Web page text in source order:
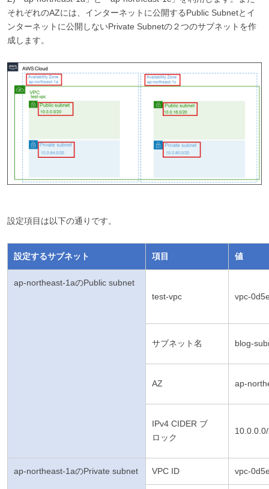
それぞれのAZには、インターネットに公開するPublic Subnetとイ
ンターネットに公開しないPrivate Subnetの２つのサブネットを作
成します。
設定項目は以下の通りです。
設定するサブネット 項目 値
ap-northeast-1aのPublic subnet
test-vpc
vpc-
サブネット名 blog-
AZ ap-
IPv4 CIDER ブ
ロック
ap-northeast-1aのPrivate subnet VPC ID vpc-